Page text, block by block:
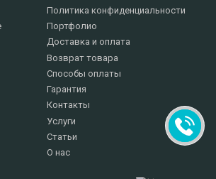
Политика конфиденциальности
Портфолио
Доставка и оплата
Возврат товара
Способы оплаты
Гарантия
Контакты
Услуги
Статьи
О нас